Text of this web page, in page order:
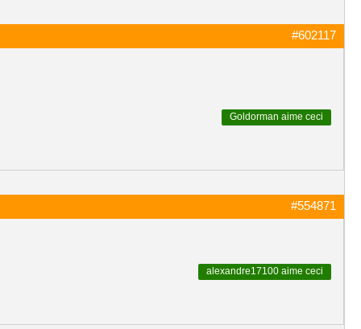
#602117
Goldorman aime ceci
#554871
alexandre17100 aime ceci